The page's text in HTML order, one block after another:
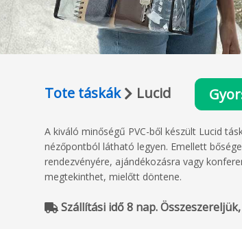
Tote táskák Lucid
A kiváló minőségű PVC-ből készült Lucid
nézőpontból látható legyen. Emellett
rendezvényére, ajándékozásra vagy
megtekinthet, mielőtt döntene.
Szállítási idő 8 nap.